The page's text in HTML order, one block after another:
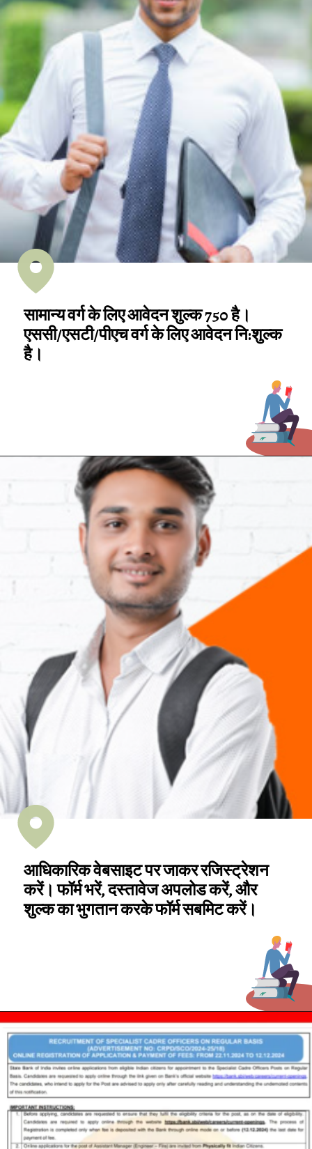
सामान्य वर्ग के लिए आवेदन शुल्क ₹750 है।
एससी/एसटी/पीएच वर्ग के लिए आवेदन नि:शुल्क
है।
आधिकारिक वेबसाइट पर जाकर रजिस्ट्रेशन
करें। फॉर्म भरें, दस्तावेज अपलोड करें, और
शुल्क का भुगतान करके फॉर्म सबमिट करें।